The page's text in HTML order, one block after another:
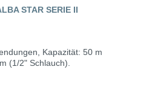
STAR SERIE II
Kapazität: 50 m
(1/2" Schlauch).